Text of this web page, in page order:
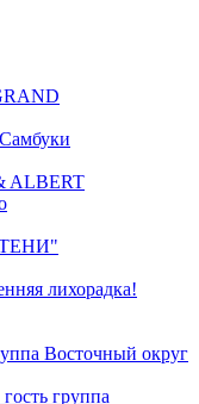
ALBERT
лихорадка!
Восточный округ
группа